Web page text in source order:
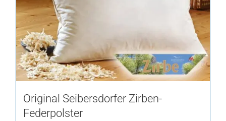
auf.
Optionen
können
auf
der
gewählt
werden
Original Seibersdorfer Zirben-
Federpolster